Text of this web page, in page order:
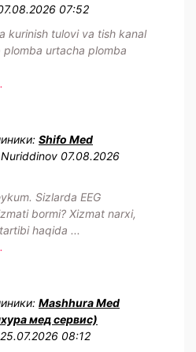
07:52
kurinish tulovi va tish kanal
plomba urtacha plomba
Shifo Med
07.08.2026
Sizlarda EEG
bormi? Xizmat narxi,
haqida ...
Mashhura Med
мед сервис)
25.07.2026 08:12